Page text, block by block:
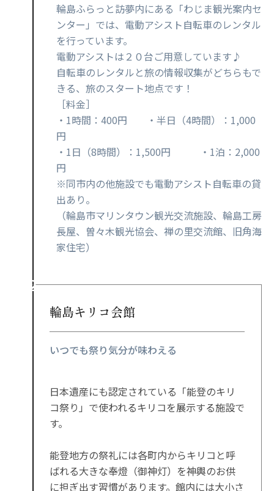
輪島ふらっと訪夢内にある「わじま観光案内セ
ンター」では、電動アシスト自転車のレンタル
を行っています。
電動アシストは２０台ご用意しています♪
自転車のレンタルと旅の情報収集がどちらもで
きる、旅のスタート地点です！
［料金］
・1時間：400円 ・半日（4時間）：1,000
円
・1日（8時間）：1,500円 ・1泊：2,000
円
※同市内の他施設でも電動アシスト自転車の貸
出あり。
（輪島市マリンタウン観光交流施設、輪島工房
長屋、曽々木観光協会、禅の里交流館、旧角海
家住宅）
輪島キリコ会館
いつでも祭り気分が味わえる
日本遺産にも認定されている「能登のキリ
コ祭り」で使われるキリコを展示する施設で
す。
能登地方の祭礼には各町内からキリコと呼
ばれる大きな奉燈（御神灯）を神輿のお供
に担ぎ出す習慣があります。館内には大小さ